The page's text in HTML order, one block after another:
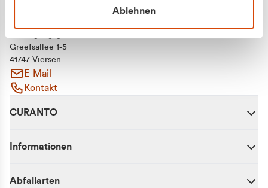
Ablehnen
Greefsallee 1-5
41747 Viersen
E-Mail
Kontakt
CURANTO
Informationen
Abfallarten